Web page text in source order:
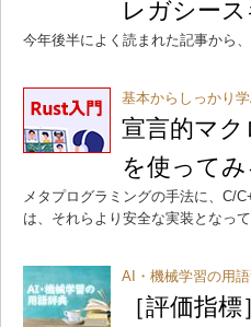
レガシー
今年後半によく読まれた記事から
基本からしっかり
宣言的マ
を使ってみ
メタプログラミングの手法に、C/
は、それらより安全な実装となっ
AI・機械学習の用語
［評価指